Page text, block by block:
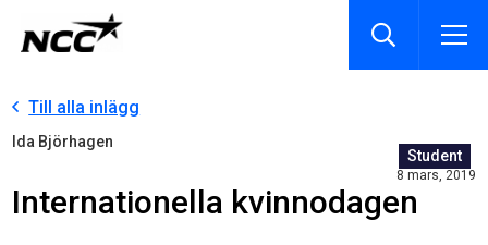
Till alla inlägg
Ida Björhagen
Student
8 mars, 2019
Internationella kvinnodagen